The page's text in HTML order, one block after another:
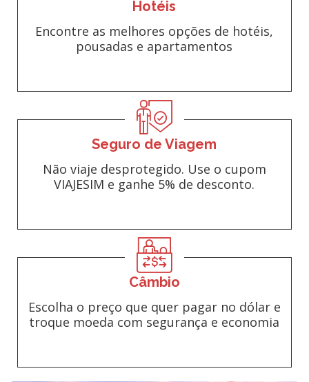
Hotéis
Encontre as melhores opções de hotéis,
pousadas e apartamentos
Seguro de Viagem
Não viaje desprotegido. Use o cupom
VIAJESIM e ganhe 5% de desconto.
Câmbio
Escolha o preço que quer pagar no dólar e
troque moeda com segurança e economia